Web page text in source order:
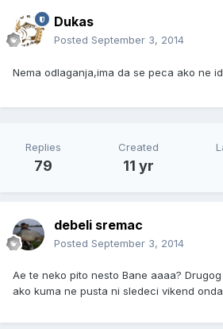
Dukas
Posted September 3, 2014
Nema odlaganja,ima da se peca ako ne
Replies
79
Created
11 yr
debeli sremac
Posted September 3, 2014
Ae te neko pito nesto Bane aaaa?
ako kuma ne pusta ni sledeci vikend